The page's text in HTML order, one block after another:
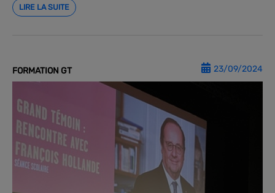
LIRE LA SUITE
FORMATION GT 23/09/2024